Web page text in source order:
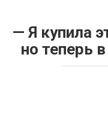
— Я купила
но теперь